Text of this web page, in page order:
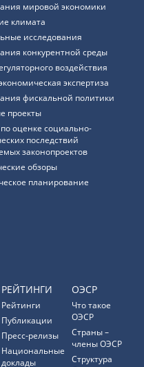
мировой экономики
климата
исследования
конкурентной среды
воздействия
экспертиза
фискальной политики
проекты
оценке социально-
последствий
законопроектов
обзоры
планирование
РЕЙТИНГИ
Рейтинги
Публикации
Пресс-релизы
Национальные
доклады
ОЭСР
Что такое
ОЭСР
Страны –
члены ОЭСР
Структура